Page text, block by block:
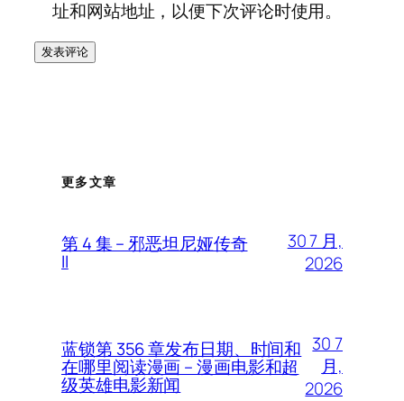
址和网站地址，以便下次评论时使用。
更多文章
第 4 集 – 邪恶坦尼娅传奇
II
30 7 月,
2026
蓝锁第 356 章发布日期、时间和
在哪里阅读漫画 – 漫画电影和超
级英雄电影新闻
30 7
月,
2026